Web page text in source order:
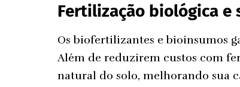
Fertilização biológica e
Os biofertilizantes e bioinsumos
Além de reduzirem custos com
natural do solo, melhorando sua